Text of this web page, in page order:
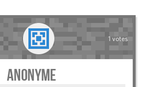
1 votes
Anonyme